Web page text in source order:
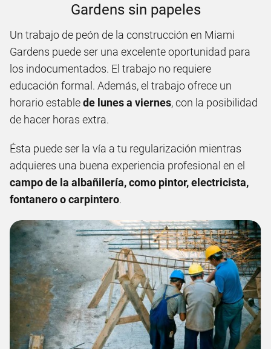
Gardens sin papeles
Un trabajo de peón de la construcción en Miami
Gardens puede ser una excelente oportunidad para
los indocumentados. El trabajo no requiere
educación formal. Además, el trabajo ofrece un
horario establede lunes a viernes, con la posibilidad
de hacer horas extra.
Ésta puede ser la vía a tu regularización mientras
adquieres una buena experiencia profesional en el
campo de la albañilería, como pintor, electricista,
fontanero o carpintero.